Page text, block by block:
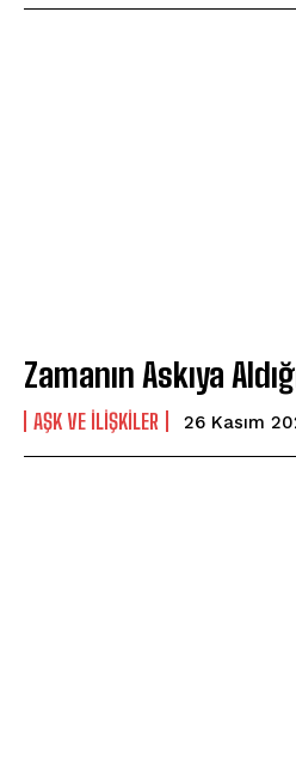
Zamanın Askıya
AŞK VE İLIŞKILER 26 Kasım